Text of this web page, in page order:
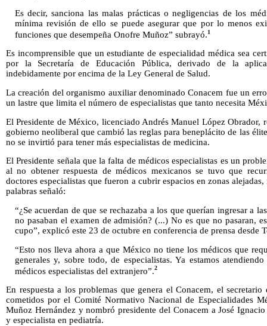
Es decir, sanciona las malas prácticas o negligencias de los
mínima revisión de ello se puede asegurar que por lo menos
funciones que desempeña Onofre Muñoz” subrayó.1
Es incomprensible que un estudiante de especialidad médica sea
por la Secretaría de Educación Pública, derivado de la
indebidamente por encima de la Ley General de Salud.
La creación del organismo auxiliar denominado Conacem fue un
un lastre que limita el número de especialistas que tanto necesita
El Presidente de México, licenciado Andrés Manuel López Obrador,
gobierno neoliberal que cambió las reglas para beneplácito de las
no se invirtió para tener más especialistas de medicina.
El Presidente señala que la falta de médicos especialistas es un
al no obtener respuesta de médicos mexicanos se tuvo que
doctores especialistas que fueron a cubrir espacios en zonas
palabras señaló:
“¿Se acuerdan de que se rechazaba a los que querían ingresar a
no pasaban el examen de admisión? (...) No es que no pasaran,
cupo”, explicó este 23 de octubre en conferencia de prensa desde
“Esto nos lleva ahora a que México no tiene los médicos que
generales y, sobre todo, de especialistas. Ya estamos
médicos especialistas del extranjero”.2
En respuesta a los problemas que genera el Conacem, el
cometidos por el Comité Normativo Nacional de Especialidades
Muñoz Hernández y nombró presidente del Conacem a José
y especialista en pediatría.